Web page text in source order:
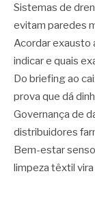
Sistemas de
evitam paredes
Acordar exausto
indicar e quais
Do briefing ao
prova que dá
Governança de
distribuidores
Bem-estar
limpeza têxtil